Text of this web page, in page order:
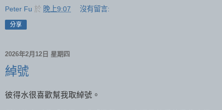
Peter Fu 於 晚上9:07 沒有留言:
分享
2026年2月12日 星期四
綽號
彼得水很喜歡幫我取綽號。